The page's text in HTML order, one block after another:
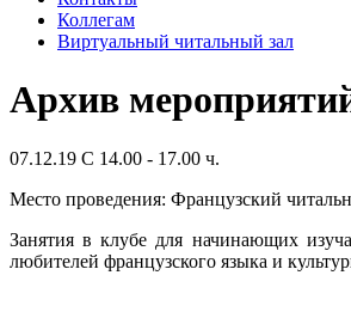
Коллегам
Виртуальный читальный зал
Архив
07.12.19 C 14.00 - 17.00 ч.
Место проведения: Французский
Занятия в клубе для начинающих
любителей французского языка и